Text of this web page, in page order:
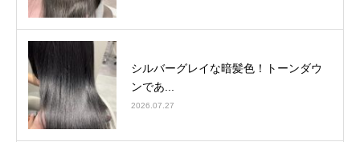
シルバーグレイな暗髪色！トーンダウ
ンであ...
2026.07.27